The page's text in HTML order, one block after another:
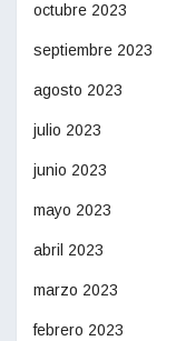
octubre 2023
septiembre 2023
agosto 2023
julio 2023
junio 2023
mayo 2023
abril 2023
marzo 2023
febrero 2023